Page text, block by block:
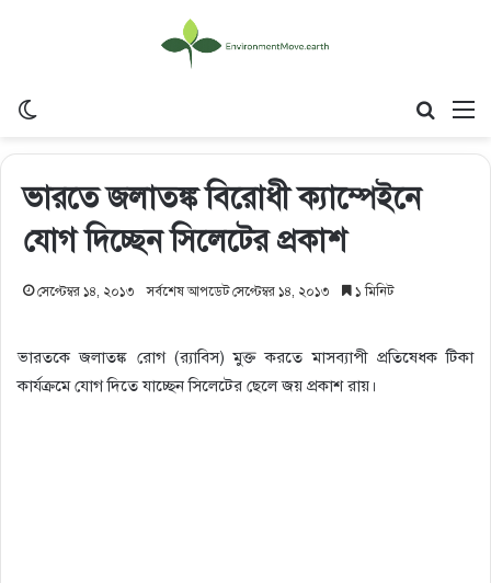
ভারতে জলাতঙ্ক বিরোধী ক্যাম্পেইনে
যোগ দিচ্ছেন সিলেটের প্রকাশ
সেপ্টেম্বর ১৪, ২০১৩ সর্বশেষ আপডেট সেপ্টেম্বর ১৪, ২০১৩ ১ মিনিট
ভারতকে জলাতঙ্ক রোগ (র‌্যাবিস) মুক্ত করতে মাসব্যাপী প্রতিষেধক টিকা
কার্যক্রমে যোগ দিতে যাচ্ছেন সিলেটের ছেলে জয় প্রকাশ রায়।